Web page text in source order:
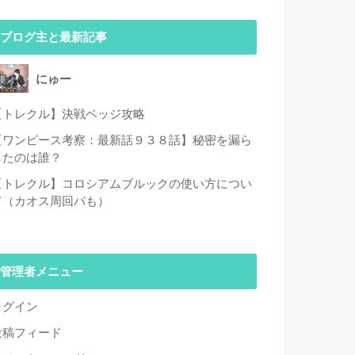
ブログ主と最新記事
にゅー
トレクル】決戦ベッジ攻略
ワンピース考察：最新話９３８話】秘密を漏ら
のは誰？
トレクル】コロシアムブルックの使い方につい
カオス周回パも）
管理者メニュー
グイン
稿フィード